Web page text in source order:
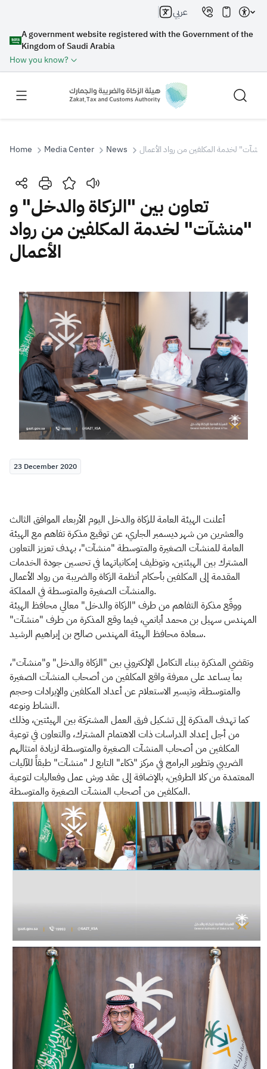
A government website registered with the Government of the
Kingdom of Saudi Arabia
How you know?
عربي
Search
Search Search AI
Suggestions
Zakat Customs VAT
Tax Declaration
Real Estate Transactions
Home Media Center News لخدمة المكلفين من رواد الأعمال
تعاون بين "الزكاة والدخل" و
"منشآت" لخدمة المكلفين من رواد
الأعمال
23 December 2020
أعلنت الهيئة العامة للزكاة والدخل اليوم الأربعاء الموافق الثالث
والعشرين من شهر ديسمبر الجاري، عن توقيع مذكرة تفاهم مع الهيئة
العامة للمنشآت الصغيرة والمتوسطة "منشآت"، بهدف تعزيز التعاون
المشترك بين الهيئتين، وتوظيف إمكانياتهما في تحسين جودة الخدمات
المقدمة إلى المكلفين بأحكام أنظمة الزكاة والضريبة من رواد الأعمال
والمنشآت الصغيرة والمتوسطة في المملكة.
ووقّع مذكرة التفاهم من طرف "الزكاة والدخل" معالي محافظ الهيئة
المهندس سهيل بن محمد أبانمي، فيما وقع المذكرة من طرف "منشآت"
سعادة محافظ الهيئة المهندس صالح بن إبراهيم الرشيد.
وتقضي المذكرة ببناء التكامل الإلكتروني بين "الزكاة والدخل" و"منشآت"،
بما يساعد على معرفة واقع المكلفين من أصحاب المنشآت الصغيرة
والمتوسطة، وتيسير الاستعلام عن أعداد المكلفين والإيرادات وحجم
النشاط ونوعه.
كما تهدف المذكرة إلى تشكيل فرق العمل المشتركة بين الهيئتين، وذلك
من أجل إعداد الدراسات ذات الاهتمام المشترك، والتعاون في توعية
المكلفين من أصحاب المنشآت الصغيرة والمتوسطة لزيادة امتثالهم
الضريبي وتطوير البرامج في مركز "ذكاء" التابع لـ "منشآت" طبقاً للآليات
المعتمدة من كلا الطرفين، بالإضافة إلى عقد ورش عمل وفعاليات لتوعية
المكلفين من أصحاب المنشآت الصغيرة والمتوسطة.